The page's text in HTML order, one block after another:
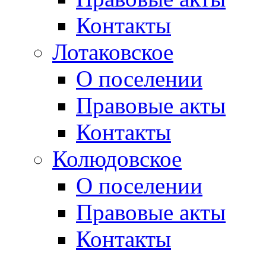
Контакты
Лотаковское
О поселении
Правовые акты
Контакты
Колюдовское
О поселении
Правовые акты
Контакты